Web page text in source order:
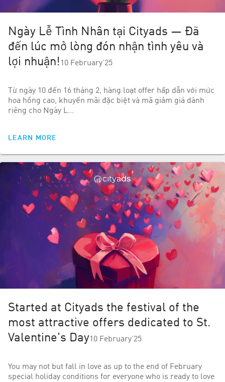
Ngày Lễ Tình Nhân tại Cityads — Đã
đến lúc mở lòng đón nhận tình yêu và
lợi nhuận! 10 February’25
Từ ngày 10 đến 16 tháng 2, hàng loạt offer hấp dẫn với mức
hoa hồng cao, khuyến mãi đặc biệt và mã giảm giá dành
riêng cho Ngày L…
LEARN MORE
Started at Cityads the festival of the
most attractive offers dedicated to St.
Valentine's Day10 February’25
You may not but fall in love as up to the end of February
special holiday conditions for everyone who is ready to love